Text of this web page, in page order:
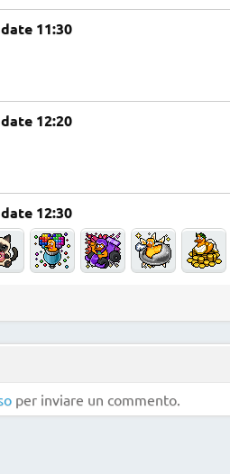
11:30
12:20
12:30
per inviare un commento.